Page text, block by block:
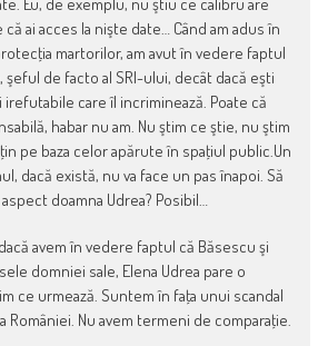
că ai acces la nişte date… Când am adus în
martorilor, am avut în vedere faptul
şeful de facto al SRI-ului, decât dacă eşti
care îl incriminează. Poate că
habar nu am. Nu ştim ce ştie, nu ştim
pe baza celor apărute în spaţiul public.Un
dacă există, nu va face un pas înapoi. Să
doamna Udrea? Posibil…
avem în vedere faptul că Băsescu şi
domniei sale, Elena Udrea pare o
ce urmează. Suntem în faţa unui scandal
Nu avem termeni de comparaţie.